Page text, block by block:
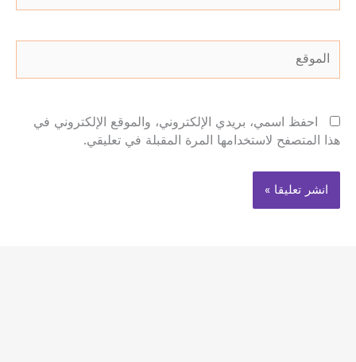
احفظ اسمي، بريدي الإلكتروني، والموقع الإلكتروني في
هذا المتصفح لاستخدامها المرة المقبلة في تعليقي.